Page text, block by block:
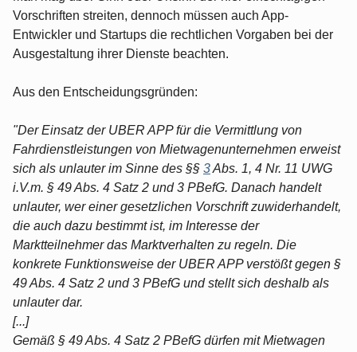
Vorschriften streiten, dennoch müssen auch App-
Entwickler und Startups die rechtlichen Vorgaben bei der
Ausgestaltung ihrer Dienste beachten.
Aus den Entscheidungsgründen:
"Der Einsatz der UBER APP für die Vermittlung von
Fahrdienstleistungen von Mietwagenunternehmen erweist
sich als unlauter im Sinne des §§ 3Abs. 1, 4 Nr. 11 UWG
i.V.m. § 49 Abs. 4 Satz 2 und 3 PBefG. Danach handelt
unlauter, wer einer gesetzlichen Vorschrift zuwiderhandelt,
die auch dazu bestimmt ist, im Interesse der
Marktteilnehmer das Marktverhalten zu regeln. Die
konkrete Funktionsweise der UBER APP verstößt gegen §
49 Abs. 4 Satz 2 und 3 PBefG und stellt sich deshalb als
unlauter dar.
[...]
Gemäß § 49 Abs. 4 Satz 2 PBefG dürfen mit Mietwagen